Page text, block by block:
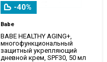
-40%
Babe
BABE HEALTHY AGING+,
многофункциональный
защитный укрепляющий
дневной крем, SPF30, 50 мл